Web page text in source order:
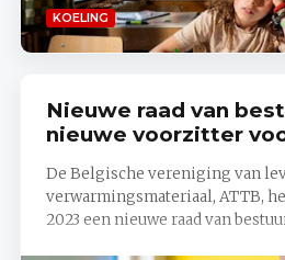
KOELING
Nieuwe raad van
nieuwe voorzitter
De Belgische vereniging van
verwarmingsmateriaal, ATTB,
2023 een nieuwe raad van